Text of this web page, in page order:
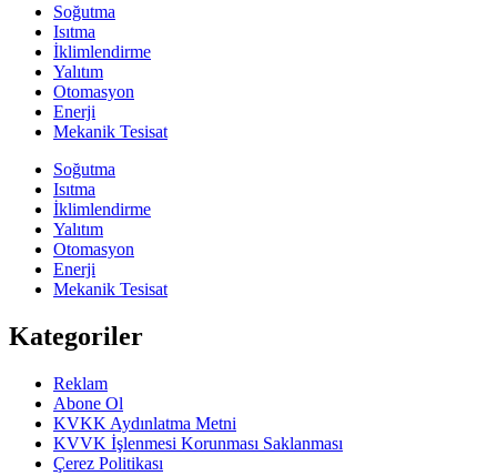
Soğutma
Isıtma
İklimlendirme
Yalıtım
Otomasyon
Enerji
Mekanik Tesisat
Soğutma
Isıtma
İklimlendirme
Yalıtım
Otomasyon
Enerji
Mekanik Tesisat
Kategoriler
Reklam
Abone Ol
KVKK Aydınlatma Metni
KVVK İşlenmesi Korunması Saklanması
Çerez Politikası